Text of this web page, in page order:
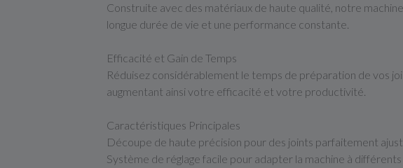
Construite avec des matériaux de haute qualité, notre
longue durée de vie et une performance constante.
Efficacité et Gain de Temps
Réduisez considérablement le temps de préparation de vos
augmentant ainsi votre efficacité et votre productivité.
Caractéristiques Principales
Découpe de haute précision pour des joints parfaitement
Système de réglage facile pour adapter la machine à